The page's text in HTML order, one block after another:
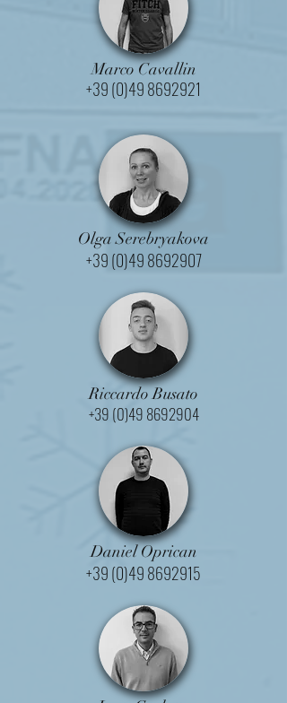
Marco Cavallin
+39 (0)49 8692921
Olga Serebryakova
+39 (0)49 8692907
Riccardo Busato
+39 (0)49 8692904
Daniel Oprican
+39 (0)49 8692915